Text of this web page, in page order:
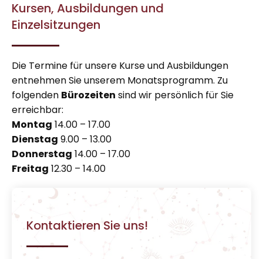
Kursen, Ausbildungen und
Einzelsitzungen
Die Termine für unsere Kurse und Ausbildungen
entnehmen Sie unserem Monatsprogramm. Zu
folgenden Bürozeiten sind wir persönlich für Sie
erreichbar:
Montag 14.00 – 17.00
Dienstag 9.00 – 13.00
Donnerstag 14.00 – 17.00
Freitag 12.30 – 14.00
Kontaktieren Sie uns!